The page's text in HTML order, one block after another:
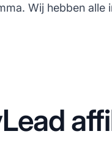
Wij hebben